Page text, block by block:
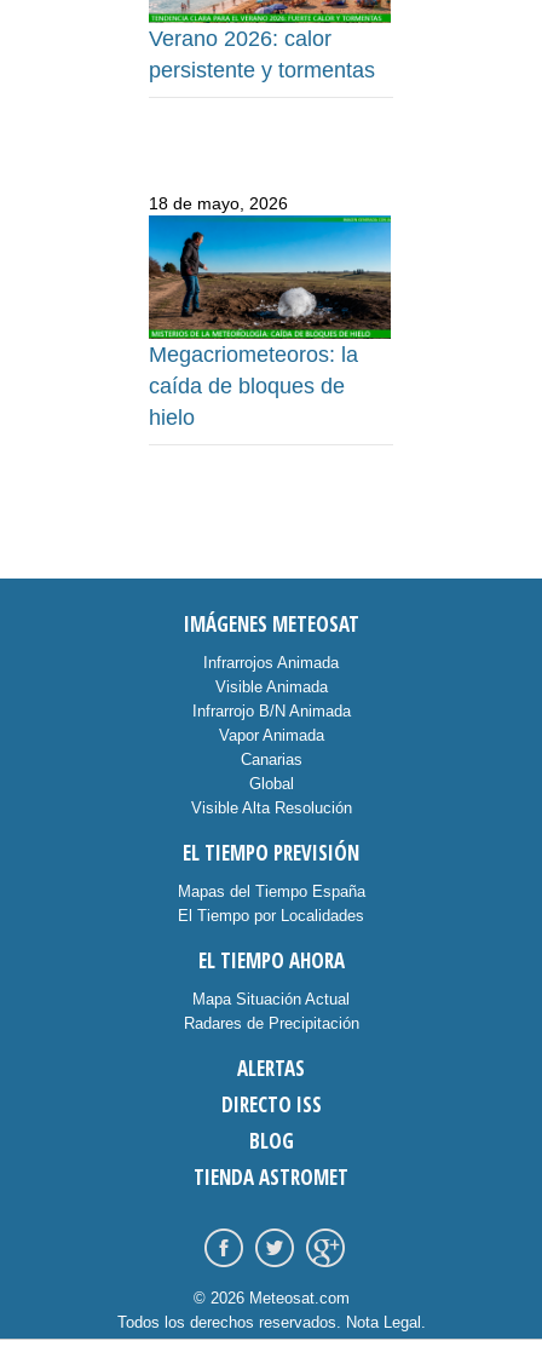
Verano 2026: calor
persistente y tormentas
18 de mayo, 2026
Megacriometeoros: la
caída de bloques de
hielo
IMÁGENES METEOSAT
Infrarrojos Animada
Visible Animada
Infrarrojo B/N Animada
Vapor Animada
Canarias
Global
Visible Alta Resolución
EL TIEMPO PREVISIÓN
Mapas del Tiempo España
El Tiempo por Localidades
EL TIEMPO AHORA
Mapa Situación Actual
Radares de Precipitación
ALERTAS
DIRECTO ISS
BLOG
TIENDA ASTROMET
© 2026 Meteosat.com
Todos los derechos reservados. Nota Legal .